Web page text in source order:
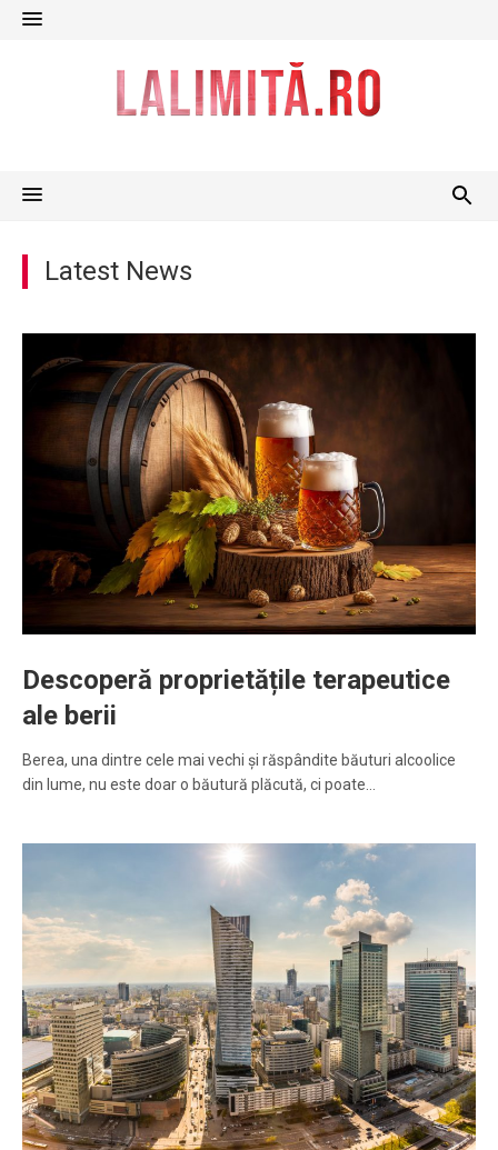
Skip
Latest News
Descoperă proprietățile terapeutice
ale berii
Berea, una dintre cele mai vechi și răspândite băuturi alcoolice
din lume, nu este doar o băutură plăcută, ci poate…